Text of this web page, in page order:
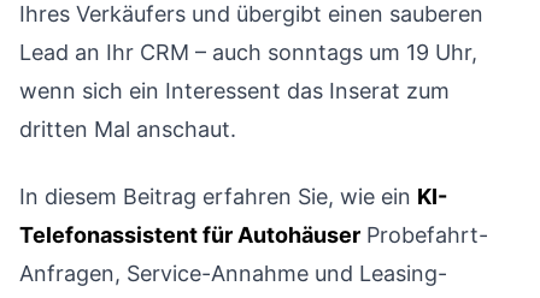
Ihres Verkäufers und übergibt einen sauberen
Lead an Ihr CRM – auch sonntags um 19 Uhr,
wenn sich ein Interessent das Inserat zum
dritten Mal anschaut.
In diesem Beitrag erfahren Sie, wie ein KI-
Telefonassistent für Autohäuser Probefahrt-
Anfragen, Service-Annahme und Leasing-